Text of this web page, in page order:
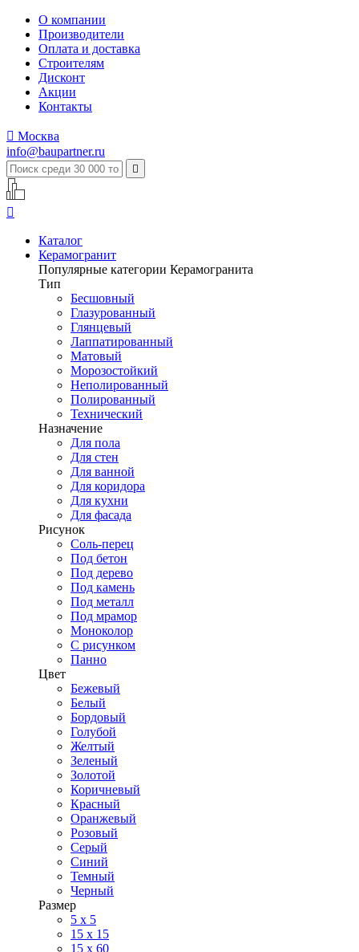
О компании
Производители
Оплата и доставка
Строителям
Дисконт
Акции
Контакты
 Москва
info@baupartner.ru


Каталог
Керамогранит
Популярные категории Керамогранита
Тип
Бесшовный
Глазурованный
Глянцевый
Лаппатированный
Матовый
Морозостойкий
Неполированный
Полированный
Технический
Назначение
Для пола
Для стен
Для ванной
Для коридора
Для кухни
Для фасада
Рисунок
Соль-перец
Под бетон
Под дерево
Под камень
Под металл
Под мрамор
Моноколор
С рисунком
Панно
Цвет
Бежевый
Белый
Бордовый
Голубой
Желтый
Зеленый
Золотой
Коричневый
Красный
Оранжевый
Розовый
Серый
Синий
Темный
Черный
Размер
5 x 5
15 x 15
15 x 60